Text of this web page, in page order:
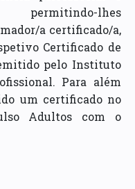
lhes
a certificado/a,
Certificado de
pelo Instituto
Para além
um certificado no
Adultos com o